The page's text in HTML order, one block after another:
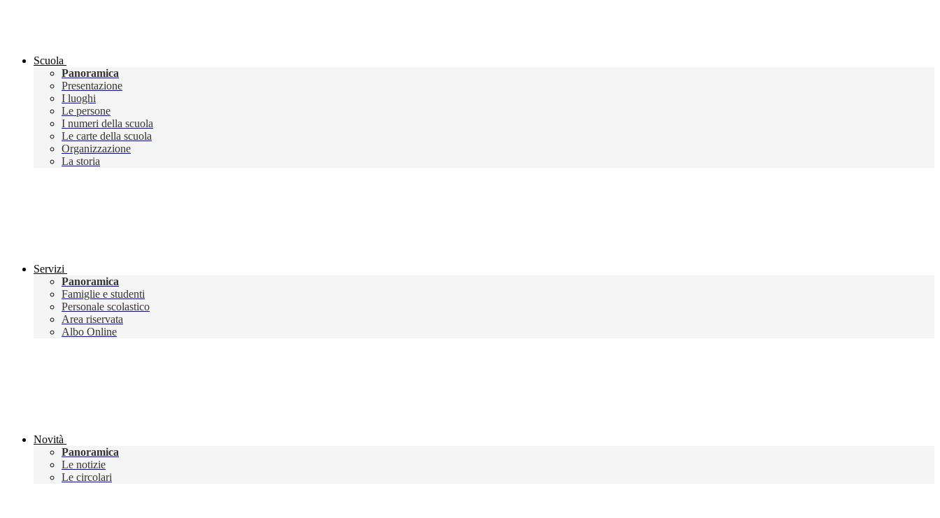
Scuola
Panoramica
Presentazione
I luoghi
Le persone
I numeri della scuola
Le carte della scuola
Organizzazione
La storia
Servizi
Panoramica
Famiglie e studenti
Personale scolastico
Area riservata
Albo Online
Novità
Panoramica
Le notizie
Le circolari